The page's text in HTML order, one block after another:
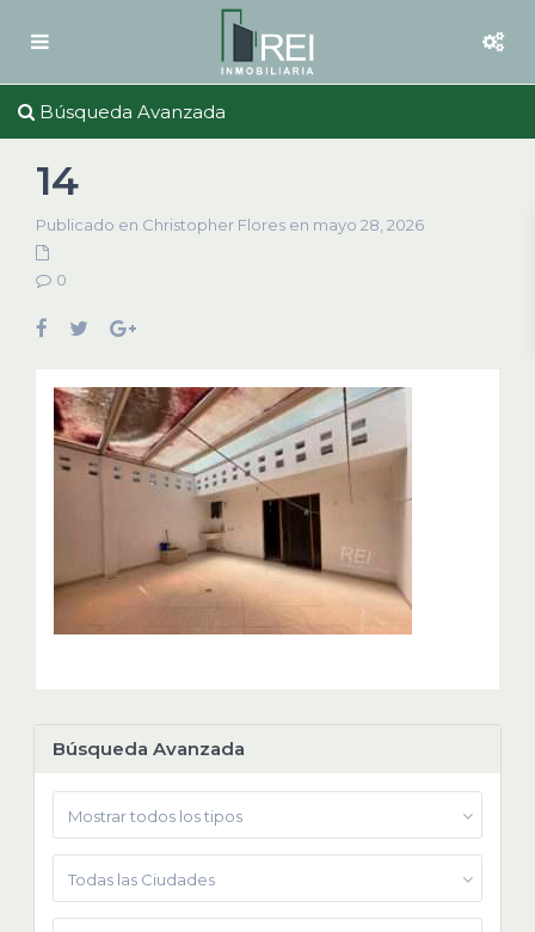
Búsqueda Avanzada
14
Publicado en Christopher Flores en mayo 28, 2026
0
Búsqueda Avanzada
Mostrar todos los tipos
Todas las Ciudades